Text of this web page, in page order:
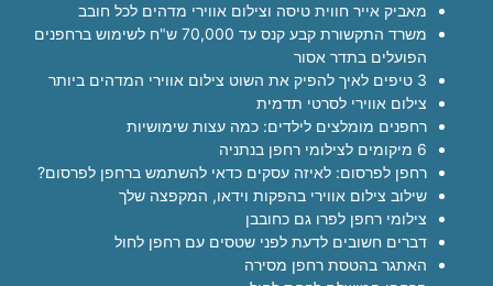
מאביק אייר חווית טיסה וצילום אווירי מדהים לכל חובב
משרד התקשורת קבע קנס עד 70,000 ש"ח לשימוש ברחפנים
הפועלים בתדר אסור
3 טיפים לאיך להפיק את השוט צילום אווירי המדהים ביותר
צילום אווירי לסרטי תדמית
רחפנים מומלצים לילדים: כמה עצות שימושיות
6 מיקומים לצילומי רחפן בנתניה
רחפן לפרסום: לאיזה עסקים כדאי להשתמש ברחפן לפרסום?
שילוב צילום אווירי בהפקות וידאו, המקפצה שלך
צילומי רחפן לפרו גם כחובבן
דברים חשובים לדעת לפני שטסים עם רחפן לחול
האתגר בהטסת רחפן מסירה